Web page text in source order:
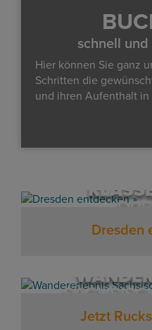
schnell
Hier können Sie ganz
Schritten die
und ihren Aufenthalt
Dresden
Jetzt